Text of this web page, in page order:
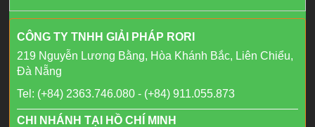
CÔNG TY TNHH GIẢI PHÁP RORI
219 Nguyễn Lương Bằng, Hòa Khánh Bắc, Liên Chiểu,
Đà Nẵng
Tel: (+84) 2363.746.080 - (+84) 911.055.873
CHI NHÁNH TẠI HỒ CHÍ MINH